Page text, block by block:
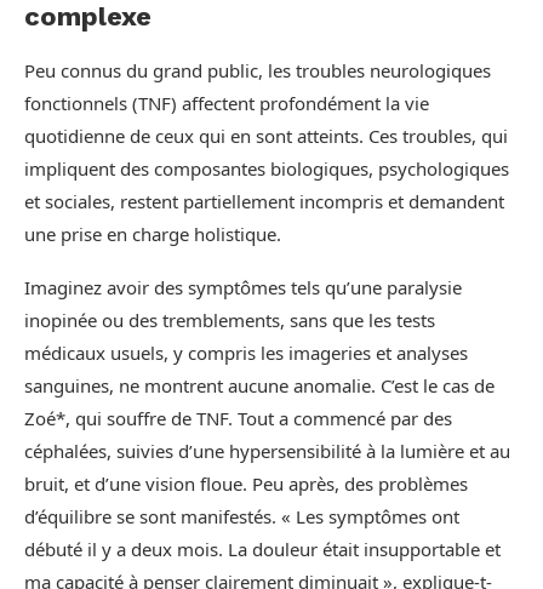
complexe
Peu connus du grand public, les troubles neurologiques
fonctionnels (TNF) affectent profondément la vie
quotidienne de ceux qui en sont atteints. Ces troubles, qui
impliquent des composantes biologiques, psychologiques
et sociales, restent partiellement incompris et demandent
une prise en charge holistique.
Imaginez avoir des symptômes tels qu’une paralysie
inopinée ou des tremblements, sans que les tests
médicaux usuels, y compris les imageries et analyses
sanguines, ne montrent aucune anomalie. C’est le cas de
Zoé*, qui souffre de TNF. Tout a commencé par des
céphalées, suivies d’une hypersensibilité à la lumière et au
bruit, et d’une vision floue. Peu après, des problèmes
d’équilibre se sont manifestés. « Les symptômes ont
débuté il y a deux mois. La douleur était insupportable et
ma capacité à penser clairement diminuait », explique-t-